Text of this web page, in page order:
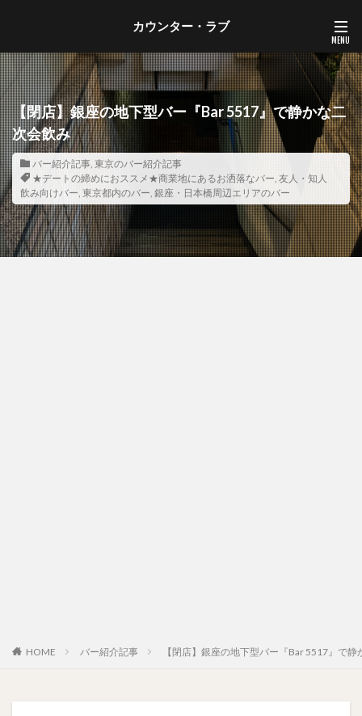
カウンター・ラブ
【閉店】銀座の地下型バー『Bar 5517』で静かな二
次会飲み
バー紹介記事, 東京のバー紹介記事
★デートの締めにおススメ★商業地にあるお洒落なバー, 友人・知人
飲み向けバー, 東京都内のバー, 銀座・日本橋周辺エリアのバー
HOME バー紹介記事 【閉店】銀座の地下型バー『Bar 5517』で静